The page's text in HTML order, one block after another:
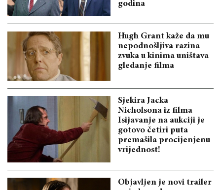
godina
Hugh Grant kaže da mu
nepodnošljiva razina
zvuka u kinima uništava
gledanje filma
Sjekira Jacka
Nicholsona iz filma
Isijavanje na aukciji je
gotovo četiri puta
premašila procijenjenu
vrijednost!
Objavljen je novi trailer